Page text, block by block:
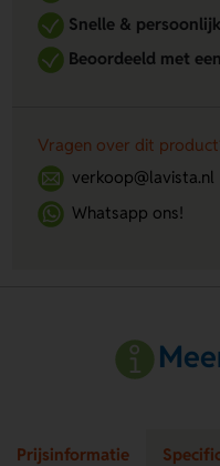
Snelle &
Beoordeeld met
Vragen over dit
verkoop@lavista.nl
Whatsapp ons!
Prijsinformatie